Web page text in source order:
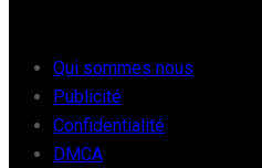
Qui sommes nous
Publicité
Confidentialité
DMCA